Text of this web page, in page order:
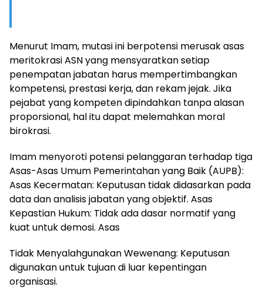
Menurut Imam, mutasi ini berpotensi merusak asas
meritokrasi ASN yang mensyaratkan setiap
penempatan jabatan harus mempertimbangkan
kompetensi, prestasi kerja, dan rekam jejak. Jika
pejabat yang kompeten dipindahkan tanpa alasan
proporsional, hal itu dapat melemahkan moral
birokrasi.
Imam menyoroti potensi pelanggaran terhadap tiga
Asas-Asas Umum Pemerintahan yang Baik (AUPB):
Asas Kecermatan: Keputusan tidak didasarkan pada
data dan analisis jabatan yang objektif. Asas
Kepastian Hukum: Tidak ada dasar normatif yang
kuat untuk demosi. Asas
Tidak Menyalahgunakan Wewenang: Keputusan
digunakan untuk tujuan di luar kepentingan
organisasi.